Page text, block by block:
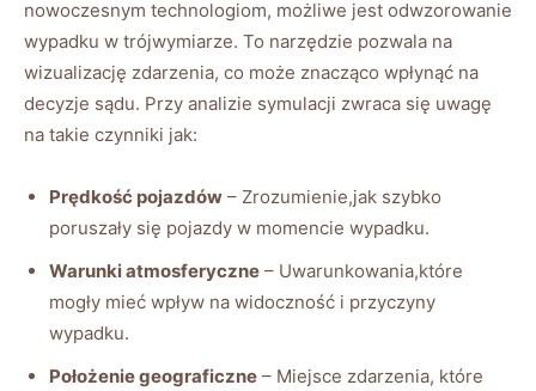
nowoczesnym technologiom, możliwe jest odwzorowanie
wypadku w trójwymiarze. To narzędzie pozwala na
wizualizację zdarzenia, co może znacząco wpłynąć na
decyzje sądu. Przy analizie symulacji zwraca się uwagę
na takie czynniki jak:
Prędkość pojazdów – Zrozumienie,jak szybko
poruszały się pojazdy w momencie wypadku.
Warunki atmosferyczne – Uwarunkowania,które
mogły mieć wpływ na widoczność i przyczyny
wypadku.
Położenie geograficzne – Miejsce zdarzenia, które